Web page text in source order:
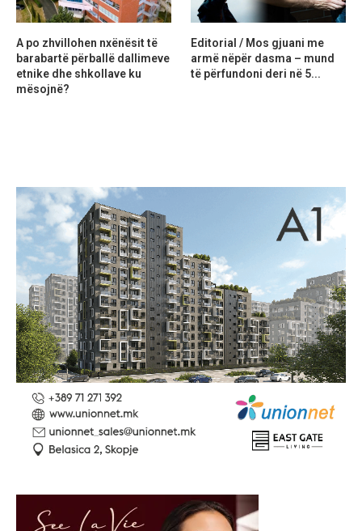
A po zhvillohen nxënësit të
barabartë përballë dallimeve
etnike dhe shkollave ku
mësojnë?
Editorial / Mos gjuani me
armë nëpër dasma – mund
të përfundoni deri në 5...